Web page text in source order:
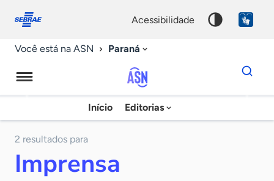
conosco
acessibilidade
Você está na ASN Paraná
Agência
Sebrae
Início Editorias
Dados
para
chave
2 resultados para
Imprensa